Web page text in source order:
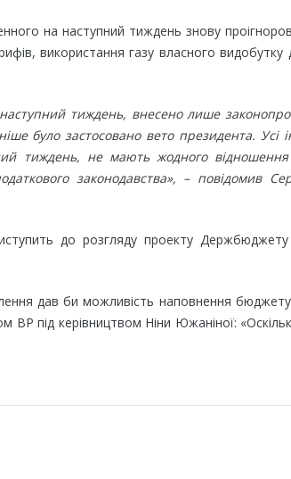
на наступний тиждень знову
використання газу власного видобутку
тиждень, внесено лише
було застосовано вето президента. Усі
тиждень, не мають жодного
законодавства», – повідомив
до розгляду проекту
дав би можливість наповнення
ВР під керівництвом Ніни Южаніної: